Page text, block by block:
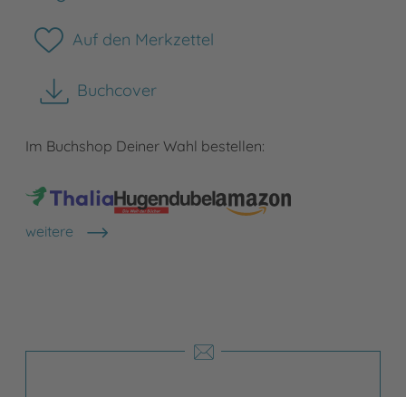
Auf den Merkzettel
Buchcover
herunterladen
Im Buchshop Deiner Wahl bestellen:
weitere
Shops anzeigen